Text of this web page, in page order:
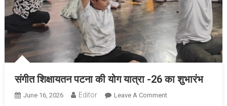
संगीत शिक्षायतन पटना की योग यात्रा -26 का शुभारंभ
June 16, 2026 Editor Leave A CommentOn संगीत शिक्षायतन